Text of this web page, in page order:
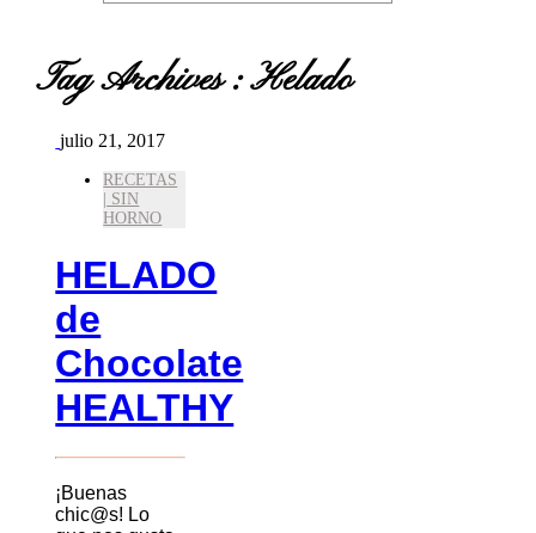
Tag Archives :Helado
julio 21, 2017
RECETAS
| SIN
HORNO
HELADO
de
Chocolate
HEALTHY
¡Buenas
chic@s! Lo